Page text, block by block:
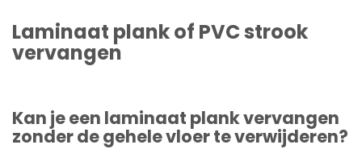
Laminaat plank of PVC strook
vervangen
Kan je een laminaat plank vervangen
zonder de gehele vloer te verwijderen?